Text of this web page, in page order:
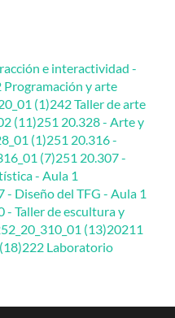
e interactividad -
Programación y arte
(1)242 Taller de arte
(11)251 20.328 - Arte y
(1)251 20.316 -
(7)251 20.307 -
- Aula 1
- Diseño del TFG - Aula 1
- Taller de escultura y
(13)20211
222 Laboratorio